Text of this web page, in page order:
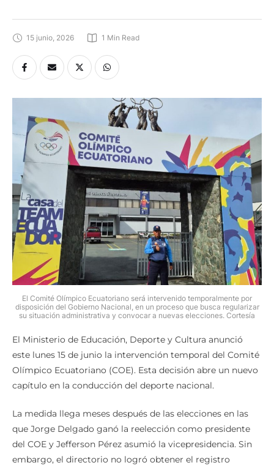
15 junio, 2026 1 Min Read
El Comité Olímpico Ecuatoriano será intervenido temporalmente por
disposición del Gobierno Nacional, en un proceso que busca regularizar
su situación administrativa y convocar a nuevas elecciones. Cortesía
El Ministerio de Educación, Deporte y Cultura anunció
este lunes 15 de junio la intervención temporal del Comité
Olímpico Ecuatoriano (COE). Esta decisión abre un nuevo
capítulo en la conducción del deporte nacional.
La medida llega meses después de las elecciones en las
que Jorge Delgado ganó la reelección como presidente
del COE y Jefferson Pérez asumió la vicepresidencia. Sin
embargo, el directorio no logró obtener el registro